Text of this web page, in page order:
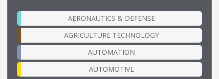
AERONAUTICS & DEFENSE
AGRICULTURE TECHNOLOGY
AUTOMATION
AUTOMOTIVE